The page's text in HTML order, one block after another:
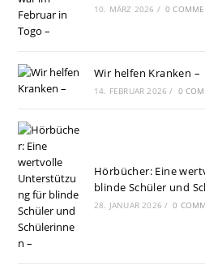
10. MÄRZ 2026 / 0
Wir helfen Kranken –
14. FEBRUAR 2026 / 0
Hörbücher: Eine
blinde Schüler und
28. JANUAR 2026 / 0